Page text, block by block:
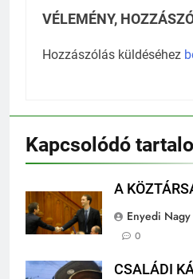
VÉLEMÉNY,
Hozzászólás küldéséhez
Kapcsolódó
A
Enyedi
0
CSALÁDI